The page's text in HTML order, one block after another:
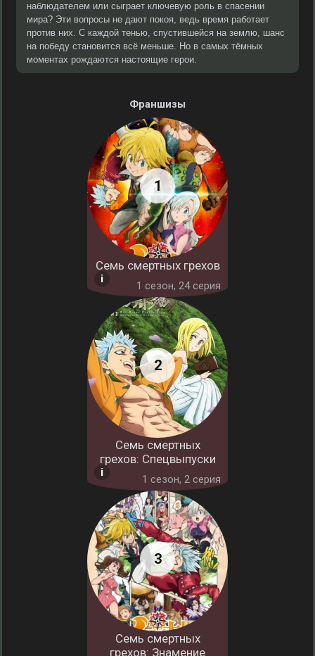
наблюдателем или сыграет ключевую роль в спасении
мира? Эти вопросы не дают покоя, ведь время работает
против них. С каждой тенью, спустившейся на землю, шанс
на победу становится всё меньше. Но в самых тёмных
моментах рождаются настоящие герои.
Франшизы
Семь смертных грехов
1 cезон, 24 серия
Семь смертных
грехов: Спецвыпуски
1 cезон, 2 серия
Семь смертных
грехов: Знамение